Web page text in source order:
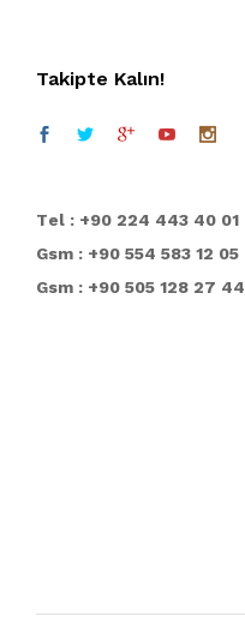
Takipte Kalın!
Tel : +90 224 443 40 01
Gsm : +90 554 583 12 05
Gsm : +90 505 128 27 44